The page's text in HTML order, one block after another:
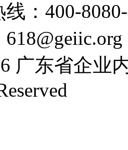
线：400-
广东省企业